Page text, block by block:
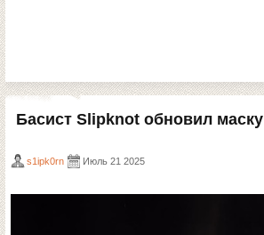
Басист Slipknot обновил маску
s1ipk0rn Июль 21 2025